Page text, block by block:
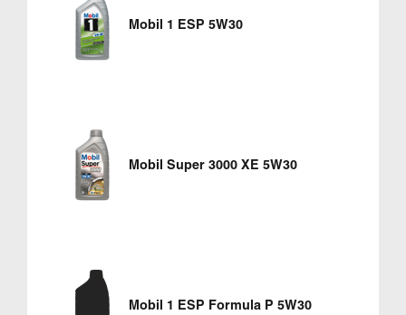
Mobil 1 ESP 5W30
Mobil Super 3000 XE 5W30
Mobil 1 ESP Formula P 5W30